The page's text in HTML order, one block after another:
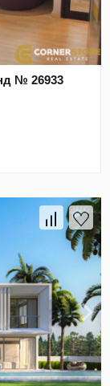
№ 26933